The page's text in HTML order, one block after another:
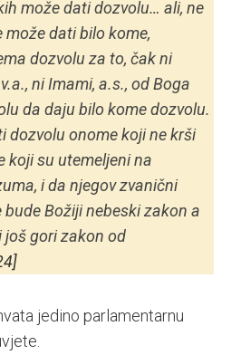
može dati dozvolu… ali, ne
može dati bilo kome,
dozvolu za to, čak ni
ni Imami, a.s., od Boga
da daju bilo kome dozvolu.
dozvolu onome koji ne krši
koji su utemeljeni na
i da njegov zvanični
Božiji nebeski zakon a
još gori zakon od
jedino parlamentarnu